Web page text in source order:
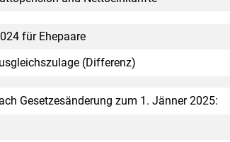
für Ehepaare
(Differenz)
Gesetzesänderung zum 1. Jänner 2025: